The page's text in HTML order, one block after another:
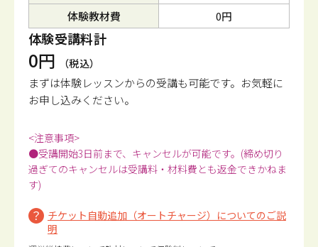
体験教材費
0円
体験受講料計
0円 （税込）
まずは体験レッスンからの受講も可能です。 お気軽に
お申し込みください。
<注意事項>
●受講開始3日前まで、キャンセルが可能です。(締め切り
過ぎてのキャンセルは受講料・材料費とも返金できかねま
す)
チケット自動追加（オートチャージ）についてのご説
明